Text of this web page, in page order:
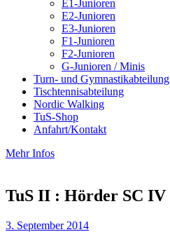
E1-Junioren
E2-Junioren
E3-Junioren
F1-Junioren
F2-Junioren
G-Junioren / Minis
Turn- und Gymnastikabteilung
Tischtennisabteilung
Nordic Walking
TuS-Shop
Anfahrt/Kontakt
Mehr Infos
TuS II : Hörder SC IV
3. September 2014